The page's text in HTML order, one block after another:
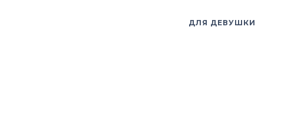
ДЛЯ ДЕВУШКИ